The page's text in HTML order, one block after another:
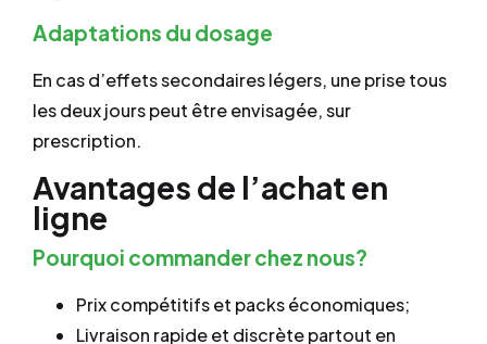
Adaptations du dosage
En cas d’effets secondaires légers, une prise tous
les deux jours peut être envisagée, sur
prescription.
Avantages de l’achat en
ligne
Pourquoi commander chez nous?
Prix compétitifs et packs économiques;
Livraison rapide et discrète partout en